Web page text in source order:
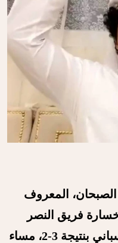
المعروف
فريق النصر
مباراته الودية أمام ألميريا الإسباني بنتيجة 3-2، مساء